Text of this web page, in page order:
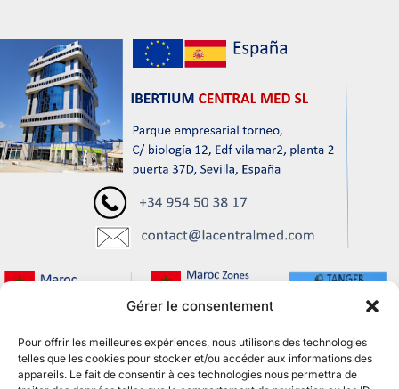
Gérer le consentement
Pour offrir les meilleures expériences, nous utilisons des technologies
telles que les cookies pour stocker et/ou accéder aux informations des
appareils. Le fait de consentir à ces technologies nous permettra de